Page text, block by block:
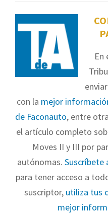
En
con la mejor
de Faconauto, entre
el artículo completo
Moves II y III por
autónomas. Suscríbete
para tener acceso a
suscriptor, utiliza tus
mejor